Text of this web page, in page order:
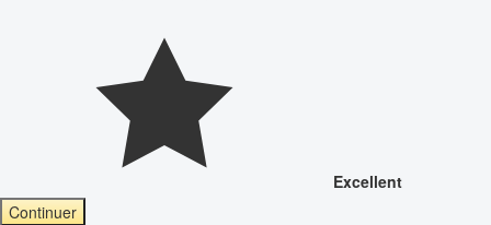
Excellent
Continuer